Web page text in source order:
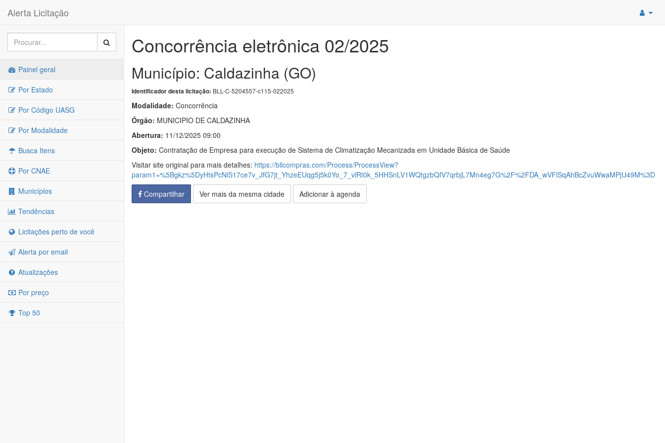
Alerta Licitação
Painel geral
Por Estado
Por Código UASG
Por Modalidade
Busca Itens
Por CNAE
Municípios
Tendências
Licitações perto de você
Alerta por email
Atualizações
Por preço
Top 50
Concorrência eletrônica 02/2025
Município: Caldazinha (GO)
Identificador desta licitação: BLL-C-5204557-c115-022025
Modalidade: Concorrência
Órgão: MUNICIPIO DE CALDAZINHA
Abertura: 11/12/2025 09:00
Objeto: Contratação de Empresa para execução de Sistema de Climatização Mecanizada em Unidade Básica de Saúde
Visitar site original para mais detalhes: https://bllcompras.com/Process/ProcessView?
param1=%5Bgkz%5DyHtsPcNiS17ce7v_JfG7jt_YhzeEUqg5j5k0Yo_7_vlRt0k_5HHSnLV1WQtgzbQfV7qrbjL7Mn4eg7G%2F%2FDA_wVFlSqAhBcZvuWwaMPjU49M%3D
Compartilhar
Ver mais da mesma cidade Adicionar à agenda